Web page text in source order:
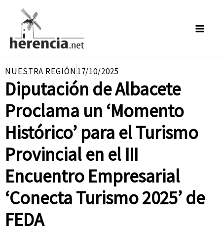
contenido
NUESTRA REGIÓN17/10/2025
Diputación de Albacete
Proclama un ‘Momento
Histórico’ para el Turismo
Provincial en el III
Encuentro Empresarial
‘Conecta Turismo 2025’ de
FEDA